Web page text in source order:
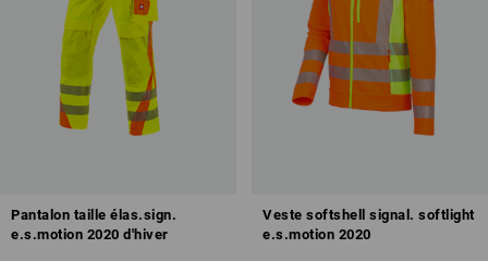
Pantalon taille élas.sign.
e.s.motion 2020 d'hiver
Veste softshell signal. softlight
e.s.motion 2020